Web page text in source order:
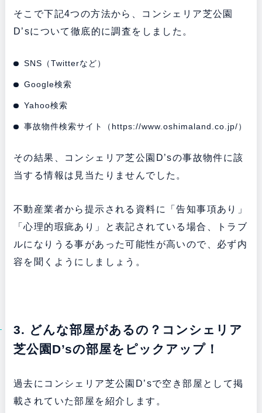
そこで下記4つの方法から、コンシェリア芝公園
D’sについて徹底的に調査をしました。
SNS（Twitterなど）
Google検索
Yahoo検索
事故物件検索サイト（ https://www.oshimaland.co.jp/）
その結果、コンシェリア芝公園D’sの事故物件に該
当する情報は見当たりませんでした。
不動産業者から提示される資料に「告知事項あり」
「心理的瑕疵あり」と表記されている場合、トラブ
ルになりうる事があった可能性が高いので、必ず内
容を聞くようにしましょう。
3. どんな部屋があるの？コンシェリア
芝公園D’sの部屋をピックアップ！
過去にコンシェリア芝公園D’sで空き部屋として掲
載されていた部屋を紹介します。